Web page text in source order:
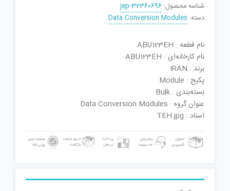
شناسه محصول: jep-32360696
دسته: Data Conversion Modules
نام قطعه : ABU123EH
نام کارخانه‌ای : ABU123EH
برند : IRAN
پکیج : Module
بسته‌بندی : Bulk
عنوان گروه : Data Conversion Modules
اسناد : TEH.jpg